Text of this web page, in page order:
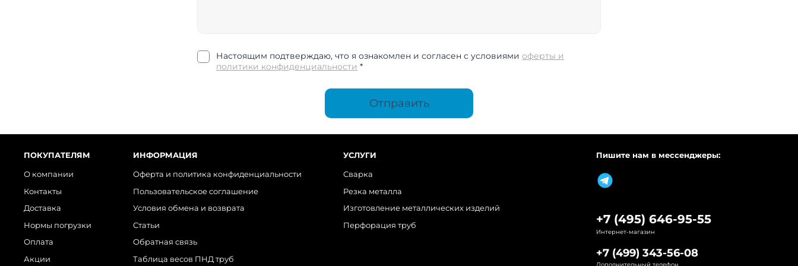
Настоящим подтверждаю, что я ознакомлен и согласен с условиямиоферты и
политики конфиденциальности *
Отправить
ПОКУПАТЕЛЯМ
О компании
Контакты
Доставка
Нормы погрузки
Оплата
Акции
ИНФОРМАЦИЯ
Оферта и политика конфиденциальности
Пользовательское соглашение
Условия обмена и возврата
Статьи
Обратная связь
Таблица весов ПНД труб
УСЛУГИ
Сварка
Резка металла
Изготовление металлических изделий
Перфорация труб
Пишите нам в мессенджеры:
+7 (495) 646-95-55
Интернет-магазин
+7 (499) 343-56-08
Дополнительный телефон